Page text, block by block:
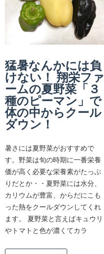
猛暑なんかには負
けない！ 翔栄ファ
ームの夏野菜「３
種のピーマン」で
体の中からクール
ダウン！
暑さには夏野菜がおすすめで
す。野菜は旬の時期に一番栄養
価が高く必要な栄養素がたっぷ
りだとか・・夏野菜には水分、
カリウムが豊富、からだにこも
った熱をクールダウンしてくれ
ます。 夏野菜と言えばキュウリ
やトマトと色が濃くてカラ